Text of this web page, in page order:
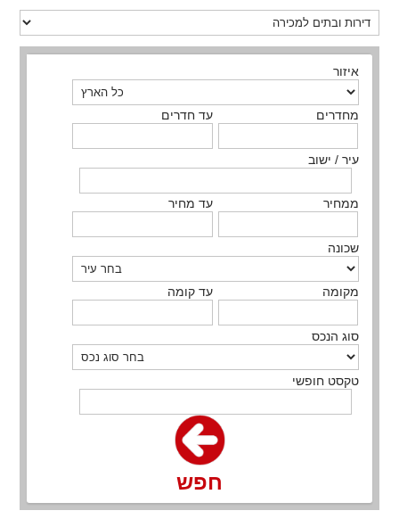
איזור
מחדרים עד חדרים
עיר / ישוב
ממחיר עד מחיר
שכונה
מקומה עד קומה
סוג הנכס
טקסט חופשי
חפש